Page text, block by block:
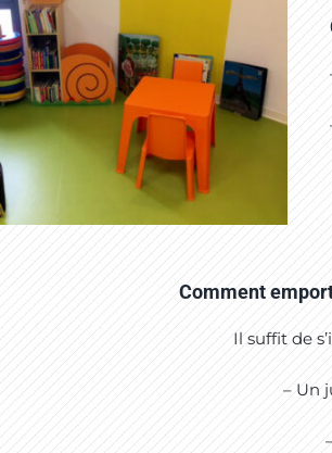
Comment
Il suffit de
– Un